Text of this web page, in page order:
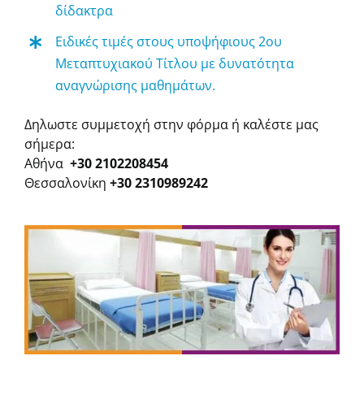
δίδακτρα
Ειδικές τιμές στους υποψήφιους2ου
Μεταπτυχιακού Τίτλου με δυνατότητα
αναγνώρισης μαθημάτων.
Δηλωστε συμμετοχή στην φόρμα ή καλέστε μας
σήμερα:
Αθήνα +30 2102208454
Θεσσαλονίκη +30 2310989242